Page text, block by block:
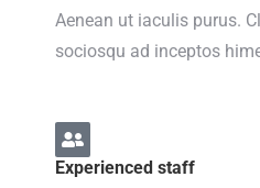
Aenean ut iaculis purus.
sociosqu ad inceptos
Experienced staff